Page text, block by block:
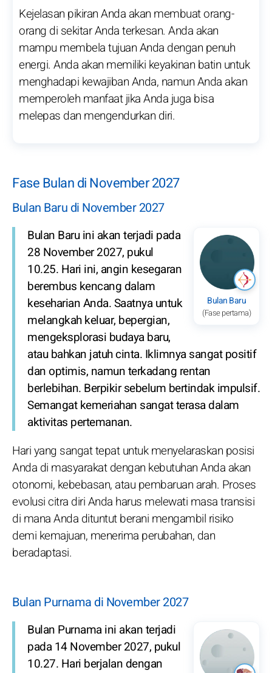
Kejelasan pikiran Anda akan membuat orang-
orang di sekitar Anda terkesan. Anda akan
mampu membela tujuan Anda dengan penuh
energi. Anda akan memiliki keyakinan batin untuk
menghadapi kewajiban Anda, namun Anda akan
memperoleh manfaat jika Anda juga bisa
melepas dan mengendurkan diri.
Fase Bulan di November 2027
Bulan Baru di November 2027
Bulan Baru
(Fase pertama)
Bulan Baru ini akan terjadi pada
28 November 2027, pukul
10.25. Hari ini, angin kesegaran
berembus kencang dalam
keseharian Anda. Saatnya untuk
melangkah keluar, bepergian,
mengeksplorasi budaya baru,
atau bahkan jatuh cinta. Iklimnya sangat positif
dan optimis, namun terkadang rentan
berlebihan. Berpikir sebelum bertindak impulsif.
Semangat kemeriahan sangat terasa dalam
aktivitas pertemanan.
Hari yang sangat tepat untuk menyelaraskan posisi
Anda di masyarakat dengan kebutuhan Anda akan
otonomi, kebebasan, atau pembaruan arah. Proses
evolusi citra diri Anda harus melewati masa transisi
di mana Anda dituntut berani mengambil risiko
demi kemajuan, menerima perubahan, dan
beradaptasi.
Bulan Purnama di November 2027
Bulan Purnama ini akan terjadi
pada 14 November 2027, pukul
10.27. Hari berjalan dengan